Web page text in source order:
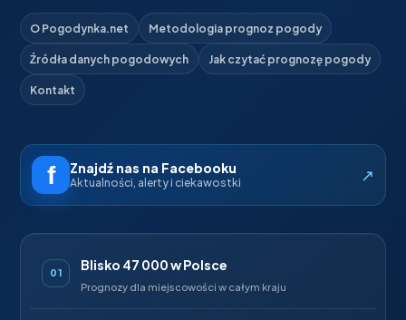
O Pogodynka.net Metodologia prognoz pogody
Źródła danych pogodowych Jak czytać prognozę pogody
Kontakt
Znajdź nas na Facebooku
Aktualności, alerty i ciekawostki ↗
01 Blisko 47 000 w Polsce
Prognozy dla miejscowości w całym kraju